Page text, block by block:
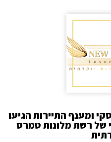
ומענף התיירות הגיעו
של רשת מלונות טמרס